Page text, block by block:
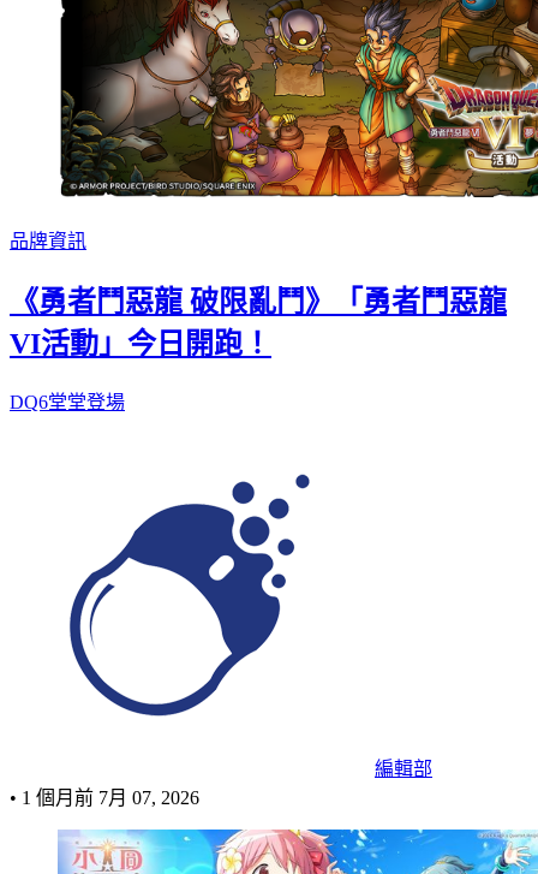
品牌資訊
《勇者鬥惡龍 破限亂鬥》「勇者鬥惡龍
VI活動」今日開跑！
DQ6堂堂登場
編輯部
• 1 個月前 7月 07, 2026